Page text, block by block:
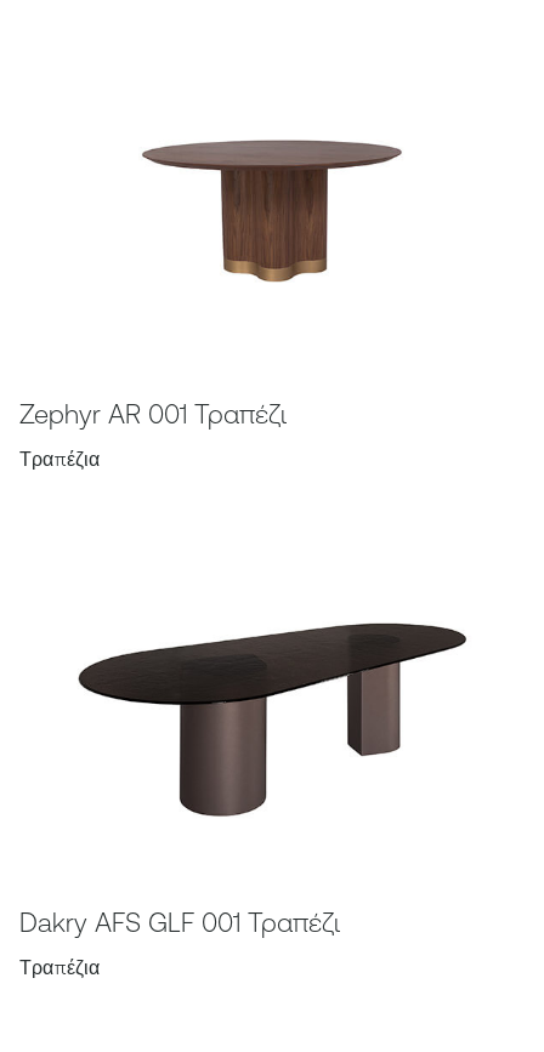
Zephyr AR 001 Τραπέζι
Τραπέζια
Dakry AFS GLF 001 Τραπέζι
Τραπέζια